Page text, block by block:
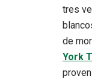
tres
de
York